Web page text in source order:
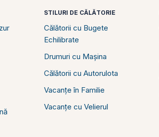
STILURI DE CĂLĂTORIE
Călătorii cu Bugete
Echilibrate
Drumuri cu Mașina
Călătorii cu Autorulota
Vacanțe în Familie
Vacanțe cu Velierul